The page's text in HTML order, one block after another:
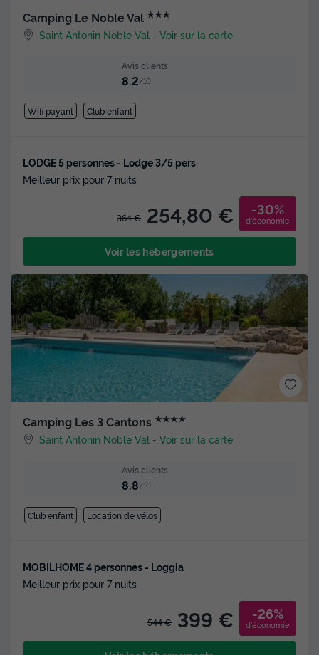
Camping Le Noble Val ★★★
Saint Antonin Noble Val -Voir sur la carte
Avis clients
8.2/10
Wifi payant Club enfant
LODGE 5 personnes - Lodge 3/5 pers
Meilleur prix pour 7 nuits
364 € 254,80 € -30%
d'économie
Voir les hébergements
Camping Les 3 Cantons ★★★★
Saint Antonin Noble Val -Voir sur la carte
Avis clients
8.8/10
Club enfant Location de vélos
MOBILHOME 4 personnes - Loggia
Meilleur prix pour 7 nuits
544 € 399 € -26%
d'économie